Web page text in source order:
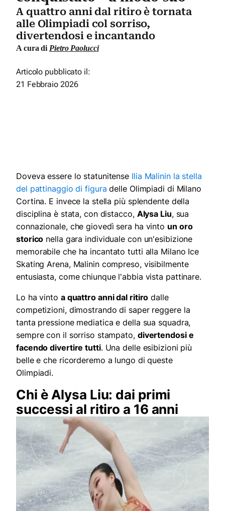
A quattro anni dal ritiro è tornata
alle Olimpiadi col sorriso,
divertendosi e incantando
A cura di Pietro Paolucci
Articolo pubblicato il:
21 Febbraio 2026
Doveva essere lo statunitense Ilia Malinin la stella
del pattinaggio di figura delle Olimpiadi di Milano
Cortina. E invece la stella più splendente della
disciplina è stata, con distacco, Alysa Liu, sua
connazionale, che giovedì sera ha vinto un oro
storico nella gara individuale con un'esibizione
memorabile che ha incantato tutti alla Milano Ice
Skating Arena, Malinin compreso, visibilmente
entusiasta, come chiunque l'abbia vista pattinare.
Lo ha vinto a quattro anni dal ritiro dalle
competizioni, dimostrando di saper reggere la
tanta pressione mediatica e della sua squadra,
sempre con il sorriso stampato, divertendosi e
facendo divertire tutti. Una delle esibizioni più
belle e che ricorderemo a lungo di queste
Olimpiadi.
Chi è Alysa Liu: dai primi
successi al ritiro a 16 anni